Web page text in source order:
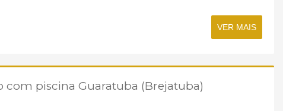
VER MAIS
com piscina Guaratuba (Brejatuba)